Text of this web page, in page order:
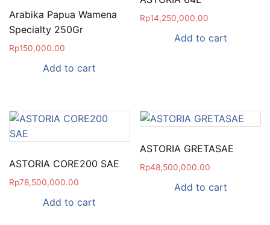
Arabika Papua Wamena
Specialty 250Gr
Rp150,000.00
Add to cart
Rp14,250,000.00
Add to cart
ASTORIA CORE200 SAE
Rp78,500,000.00
Add to cart
ASTORIA GRETASAE
Rp48,500,000.00
Add to cart